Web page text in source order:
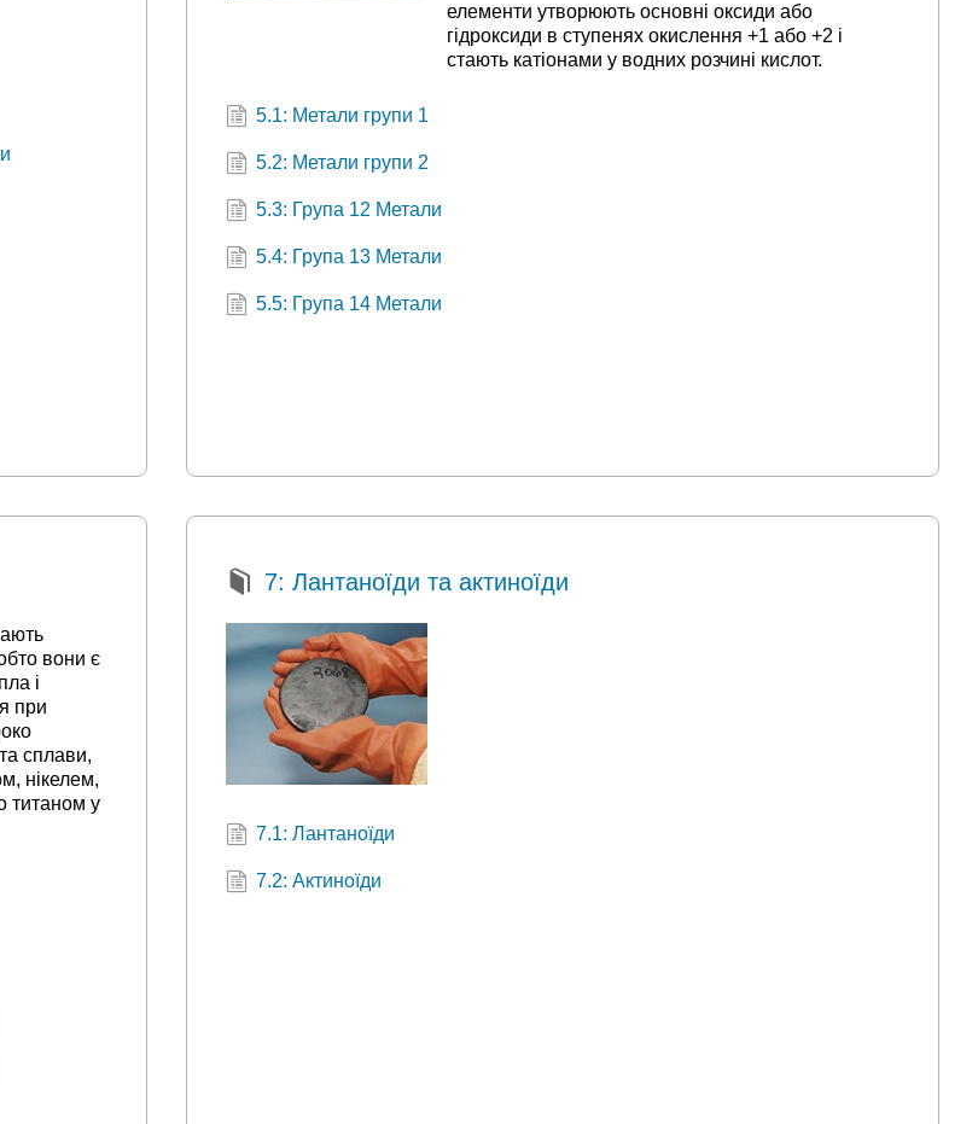
елементи утворюють основні оксиди або
гідроксиди в ступенях окислення +1 або +2 і
стають катіонами у водних розчині кислот.
5.1: Метали групи 1
5.2: Метали групи 2
5.3: Група 12 Метали
5.4: Група 13 Метали
5.5: Група 14 Метали
вони є
і
при
сплави,
нікелем,
титаном у
7: Лантаноїди та актиноїди
7.1: Лантаноїди
7.2: Актиноїди